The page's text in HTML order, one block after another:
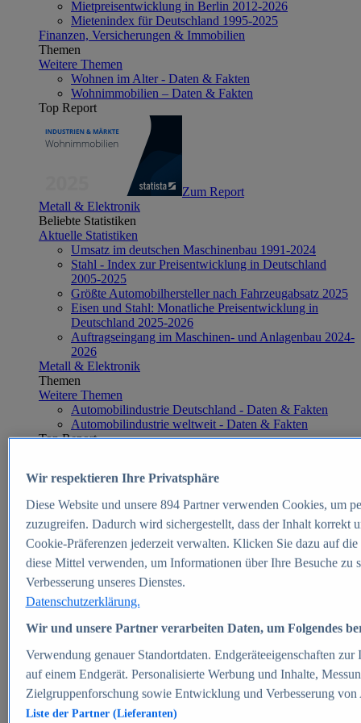
Mietpreisentwicklung in Berlin 2012-2026
Mietenindex für Deutschland 1995-2025
Finanzen, Versicherungen & Immobilien
Themen
Weitere Themen
Wohnen im Alter - Daten & Fakten
Wohnimmobilien – Daten & Fakten
Top Report
Zum Report
Metall & Elektronik
Beliebte Statistiken
Aktuelle Statistiken
Umsatz im deutschen Maschinenbau 1991-2024
Stahl - Index zur Preisentwicklung in Deutschland
2005-2025
Größte Automobilhersteller nach Fahrzeugabsatz 2025
Eisen und Stahl: Monatliche Preisentwicklung in
Deutschland 2025-2026
Auftragseingang im Maschinen- und Anlagenbau 2024-
2026
Metall & Elektronik
Themen
Weitere Themen
Automobilindustrie Deutschland - Daten & Fakten
Automobilindustrie weltweit - Daten & Fakten
Top Report
Zum Report
E-commerce
Beliebte Statistiken
Aktuelle Statistiken
E-Commerce - Entwicklung des Umsatzes in
Deutschland 1999-2025
Umsatz von Amazon in Deutschland und weltweit
2010-2025
B2C-E-Commerce: Top-50 Online Shops in
Deutschland 2024
Marktanteile von Online-Zahlungsverfahren in
Deutschland 2024
Umsatzstarke Warengruppen im Online-Handel in
Deutschland 2023-2025
Wir respektieren Ihre Privatsphäre
Diese Website und unsere 894Partner verwenden Cookies, um
zuzugreifen. Dadurch wird sichergestellt, dass der Inhalt korrekt
Cookie-Präferenzen jederzeit verwalten. Klicken Sie dazu auf
diese Mittel verwenden, um Informationen über Ihre Besuche
Verbesserung unseres Dienstes.
Datenschutzerklärung.
Wir und unsere Partner verarbeiten Daten, um Folgendes
Verwendung genauer Standortdaten. Endgeräteeigenschaften
auf einem Endgerät. Personalisierte Werbung und Inhalte,
Zielgruppenforschung sowie Entwicklung und Verbesserung von
Liste der Partner (Lieferanten)